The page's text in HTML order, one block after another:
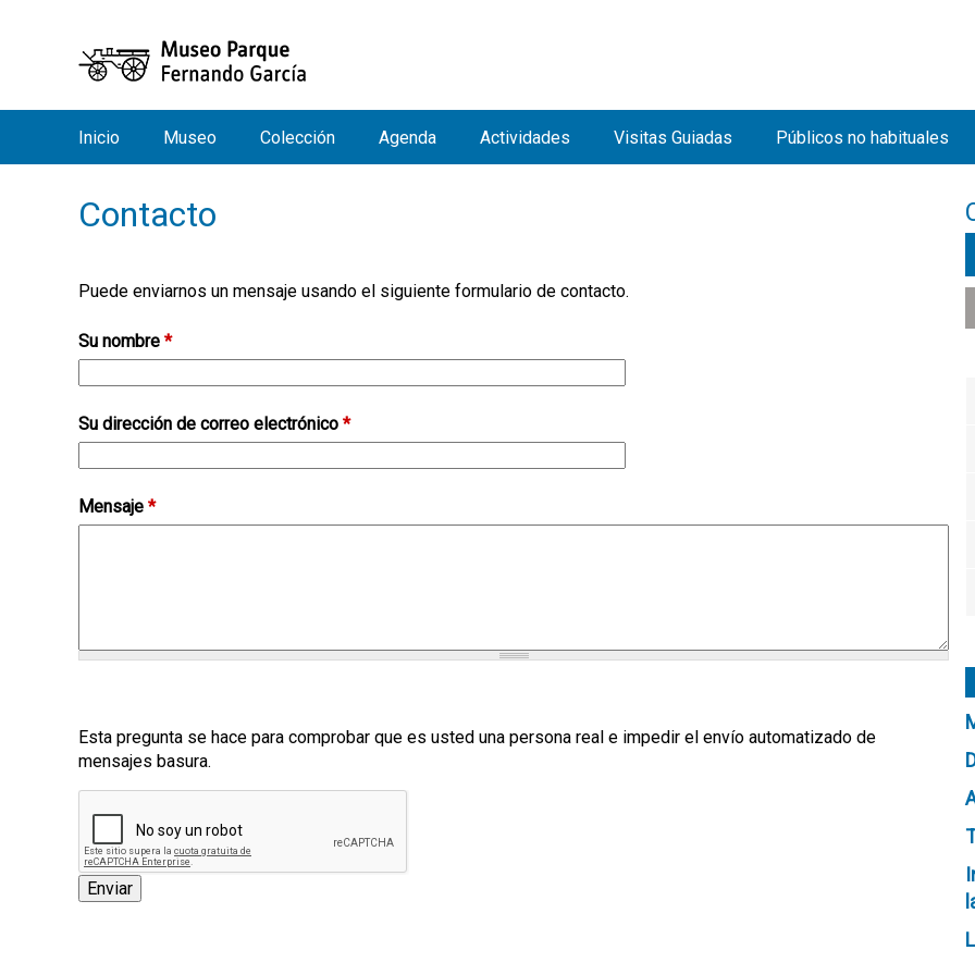
Contacto
Puede enviarnos un mensaje usando el siguiente formulario de contacto.
Su nombre *
Su dirección de correo electrónico *
Mensaje *
Esta pregunta se hace para comprobar que es usted una persona real e impedir el envío automatizado de
mensajes basura.
n
p
r
i
n
i
l
Inicio Museo Colección Agenda Actividades Visitas Guiadas Públicos no habituales